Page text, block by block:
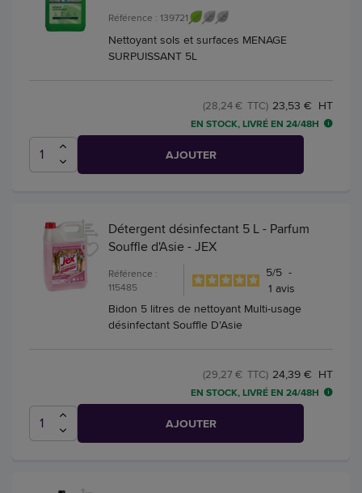
Référence : 139721
Nettoyant sols et surfaces MENAGE
SURPUISSANT 5L
23,53 € HT
(28,24 € TTC)
EN STOCK, LIVRÉ EN 24/48H
AJOUTER
Détergent désinfectant 5 L - Parfum
Souffle d'Asie - JEX
Référence :
115485
5/5 -
1 avis
Bidon 5 litres de nettoyant Multi-usage
désinfectant Souffle D'Asie
24,39 € HT
(29,27 € TTC)
EN STOCK, LIVRÉ EN 24/48H
AJOUTER